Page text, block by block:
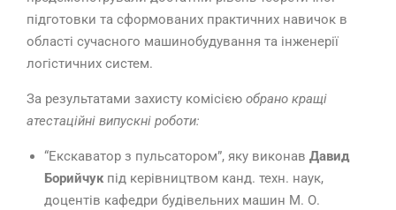
підготовки та сформованих практичних навичок в
області сучасного машинобудування та інженерії
логістичних систем.
За результатами захисту комісією обрано кращі
атестаційні випускні роботи:
“Екскаватор з пульсатором”, яку виконав Давид
Борийчук під керівництвом канд. техн. наук,
доцентів кафедри будівельних машин М. О.